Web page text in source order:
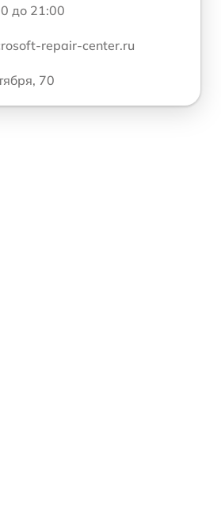
до 21:00
repair-center.ru
70